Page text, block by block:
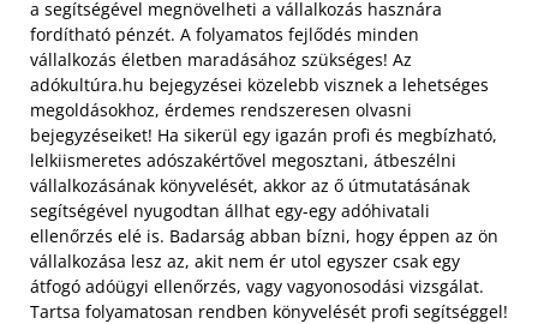
a segítségével megnövelheti a vállalkozás hasznára
fordítható pénzét. A folyamatos fejlődés minden
vállalkozás életben maradásához szükséges! Az
adókultúra.hu bejegyzései közelebb visznek a lehetséges
megoldásokhoz, érdemes rendszeresen olvasni
bejegyzéseiket! Ha sikerül egy igazán profi és megbízható,
lelkiismeretes adószakértővel megosztani, átbeszélni
vállalkozásának könyvelését, akkor az ő útmutatásának
segítségével nyugodtan állhat egy-egy adóhivatali
ellenőrzés elé is. Badarság abban bízni, hogy éppen az ön
vállalkozása lesz az, akit nem ér utol egyszer csak egy
átfogó adóügyi ellenőrzés, vagy vagyonosodási vizsgálat.
Tartsa folyamatosan rendben könyvelését profi segítséggel!